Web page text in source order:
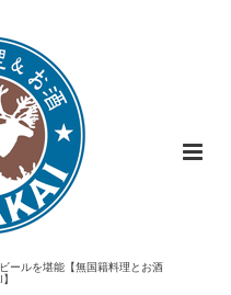
ールを堪能【無国籍料理とお酒